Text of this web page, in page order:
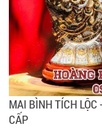
MAI BÌNH TÍCH LỘC
CẤP